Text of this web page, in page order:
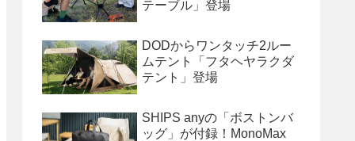
テーブル」登場
DODからワンタッチ2ルー
ムテント「フタヘヤラクダ
テント」登場
SHIPS anyの「ボストンバ
ッグ」が付録！MonoMax